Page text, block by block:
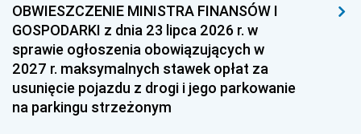
OBWIESZCZENIE MINISTRA FINANSÓW I
GOSPODARKI z dnia 23 lipca 2026 r. w
sprawie ogłoszenia obowiązujących w
2027 r. maksymalnych stawek opłat za
usunięcie pojazdu z drogi i jego parkowanie
na parkingu strzeżonym